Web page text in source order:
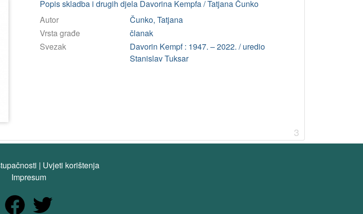
Popis skladba i drugih djela Davorina Kempfa / Tatjana Čunko
Autor
Čunko, Tatjana
Vrsta građe
članak
Svezak
Davorin Kempf : 1947. – 2022. / uredio
Stanislav Tuksar
3
| Uvjeti korištenja
Impresum